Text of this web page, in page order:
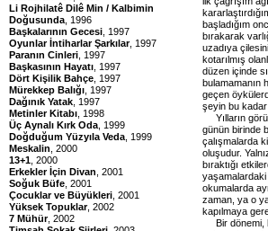
Li Rojhilatê Dilê Min / Kalbimin
Doğusunda , 1996
Başkalarının Gecesi , 1997
Oyunlar İntiharlar Şarkılar, 1997
Paranın Cinleri , 1997
Başkasının Hayatı , 1997
Dört Kişilik Bahçe , 1997
Mürekkep Balığı , 1997
Dağınık Yatak , 1997
Metinler Kitabı , 1998
Üç Aynalı Kırk Oda , 1999
Doğduğum Yüzyıla Veda , 1999
Meskalin , 2000
13+1 , 2000
Erkekler İçin Divan , 2001
Soğuk Büfe , 2001
Çocuklar ve Büyükleri , 2001
Yüksek Topuklar, 2002
7 Mühür, 2002
başladığım
bırakarak
uzadıya
kotarılmış
düzen içinde
bulamamanın
geçen
şeyin bu kadar
Yılların
günün birinde
çalışmalarda
oluşudur.
bıraktığı
okumalarda
zaman, ya o
kapılmaya
Bir dönemi,